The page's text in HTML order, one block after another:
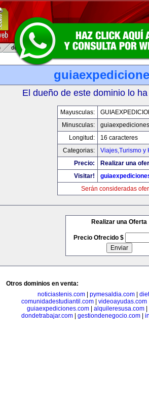
El dueño de este dominio lo
Mayusculas:
Minusculas:
Longitud:
16 caracteres
Categorias:
Viajes,Turismo y
Precio:
Realizar una
Visitar!
Serán consideradas
Realizar una Oferta
Precio Ofrecido $
Otros dominios en venta:
noticiastenis.com
pymesaldia.com
comunidadestudiantil.com| videoayudas.com
guiaexpediciones.com| alquileresusa.com|
dondetrabajar.com| gestiondenegocio.com|